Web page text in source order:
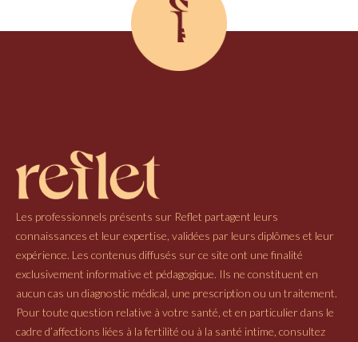
Les professionnels présents sur Reflet partagent leurs
connaissances et leur expertise, validées par leurs diplômes et leur
expérience. Les contenus diffusés sur ce site ont une finalité
exclusivement informative et pédagogique. Ils ne constituent en
aucun cas un diagnostic médical, une prescription ou un traitement.
Pour toute question relative à votre santé, et en particulier dans le
cadre d’affections liées à la fertilité ou à la santé intime, consultez